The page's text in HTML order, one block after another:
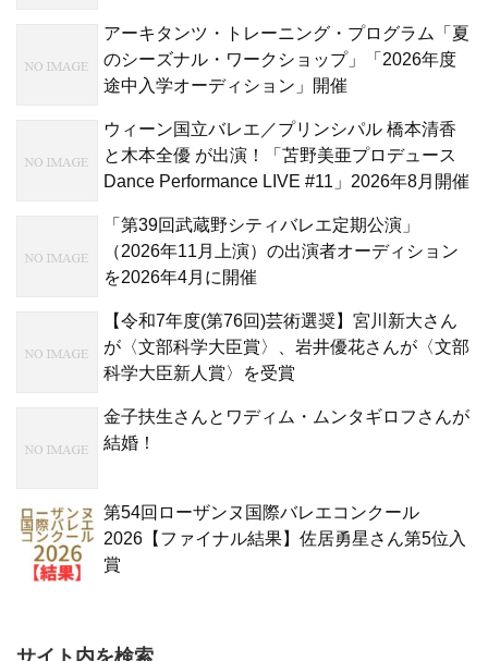
アーキタンツ・トレーニング・プログラム「夏
のシーズナル・ワークショップ」「2026年度
途中入学オーディション」開催
ウィーン国立バレエ／プリンシパル 橋本清香
と木本全優 が出演！「苫野美亜プロデュース
Dance Performance LIVE #11」2026年8月開催
「第39回武蔵野シティバレエ定期公演」
（2026年11月上演）の出演者オーディション
を2026年4月に開催
【令和7年度(第76回)芸術選奨】宮川新大さん
が〈文部科学大臣賞〉、岩井優花さんが〈文部
科学大臣新人賞〉を受賞
金子扶生さんとワディム・ムンタギロフさんが
結婚！
第54回ローザンヌ国際バレエコンクール
2026【ファイナル結果】佐居勇星さん第5位入
賞
サイト内を検索